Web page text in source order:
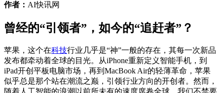
作者： AI快讯网
曾经的“引领者”，如今的“追赶者”？
苹果，这个在科技行业几乎是“神”一般的存在，其每一次新品
发布都牵动着全球的目光。从iPhone重新定义智能手机，到
iPad开创平板电脑市场，再到MacBook Air的轻薄革命，苹果
似乎总是那个站在潮流之巅，引领行业方向的开创者。然而，
随着人工智能的浪潮以前所未有的速度席卷全球，我们不禁要